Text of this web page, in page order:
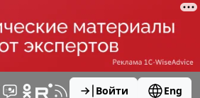
Войти Eng